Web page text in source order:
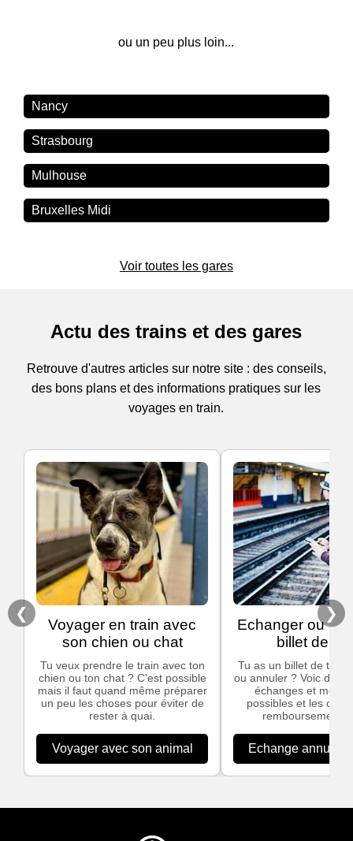
ou un peu plus loin...
Nancy
Strasbourg
Mulhouse
Bruxelles Midi
Voir toutes les gares
Actu des trains et des gares
Retrouve d'autres articles sur notre site : des conseils,
des bons plans et des informations pratiques sur les
voyages en train.
❮
Voyager en train avec
son chien ou chat
Tu veux prendre le train avec ton
chien ou ton chat ? C'est possible
mais il faut quand même préparer
un peu les choses pour éviter de
rester à quai.
Voyager avec son animal
Echanger ou
billet de
Tu as un billet de train
ou annuler ? Voic des
échanges et
possibles et les
remboursement
Echange
❯